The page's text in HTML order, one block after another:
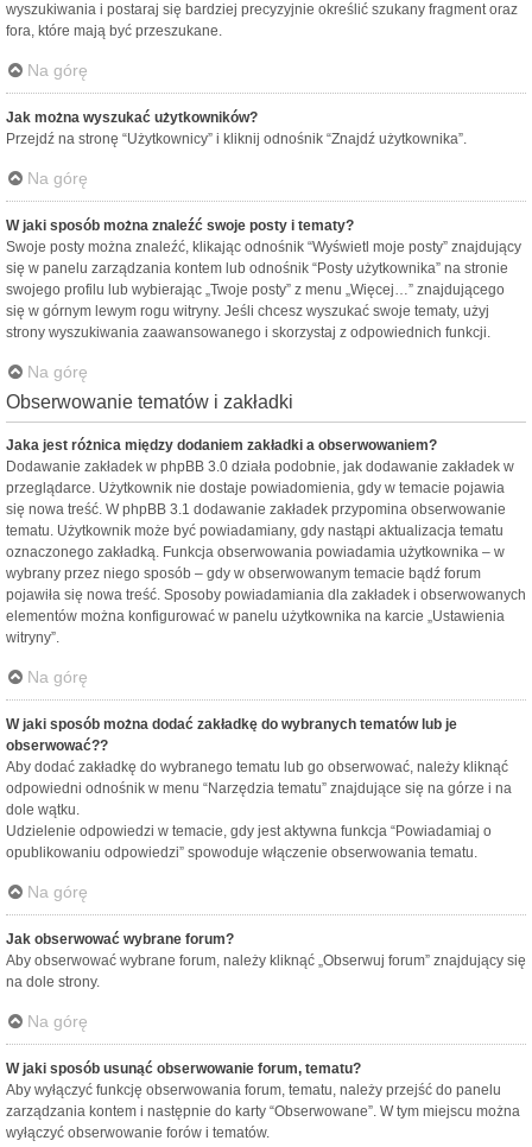
wyszukiwania i postaraj się bardziej precyzyjnie określić szukany fragment oraz
fora, które mają być przeszukane.
Na górę
Jak można wyszukać użytkowników?
Przejdź na stronę “Użytkownicy” i kliknij odnośnik “Znajdź użytkownika”.
Na górę
W jaki sposób można znaleźć swoje posty i tematy?
Swoje posty można znaleźć, klikając odnośnik “Wyświetl moje posty” znajdujący
się w panelu zarządzania kontem lub odnośnik “Posty użytkownika” na stronie
swojego profilu lub wybierając „Twoje posty” z menu „Więcej…” znajdującego
się w górnym lewym rogu witryny. Jeśli chcesz wyszukać swoje tematy, użyj
strony wyszukiwania zaawansowanego i skorzystaj z odpowiednich funkcji.
Na górę
Obserwowanie tematów i zakładki
Jaka jest różnica między dodaniem zakładki a obserwowaniem?
Dodawanie zakładek w phpBB 3.0 działa podobnie, jak dodawanie zakładek w
przeglądarce. Użytkownik nie dostaje powiadomienia, gdy w temacie pojawia
się nowa treść. W phpBB 3.1 dodawanie zakładek przypomina obserwowanie
tematu. Użytkownik może być powiadamiany, gdy nastąpi aktualizacja tematu
oznaczonego zakładką. Funkcja obserwowania powiadamia użytkownika – w
wybrany przez niego sposób – gdy w obserwowanym temacie bądź forum
pojawiła się nowa treść. Sposoby powiadamiania dla zakładek i obserwowanych
elementów można konfigurować w panelu użytkownika na karcie „Ustawienia
witryny”.
Na górę
W jaki sposób można dodać zakładkę do wybranych tematów lub je
obserwować??
Aby dodać zakładkę do wybranego tematu lub go obserwować, należy kliknąć
odpowiedni odnośnik w menu “Narzędzia tematu” znajdujące się na górze i na
dole wątku.
Udzielenie odpowiedzi w temacie, gdy jest aktywna funkcja “Powiadamiaj o
opublikowaniu odpowiedzi” spowoduje włączenie obserwowania tematu.
Na górę
Jak obserwować wybrane forum?
Aby obserwować wybrane forum, należy kliknąć „Obserwuj forum” znajdujący się
na dole strony.
Na górę
W jaki sposób usunąć obserwowanie forum, tematu?
Aby wyłączyć funkcję obserwowania forum, tematu, należy przejść do panelu
zarządzania kontem i następnie do karty “Obserwowane”. W tym miejscu można
wyłączyć obserwowanie forów i tematów.